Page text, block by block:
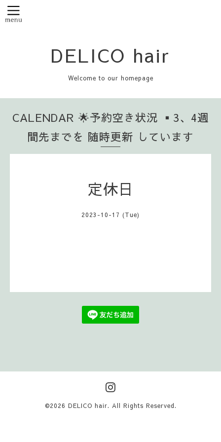
DELICO hair
Welcome to our homepage
CALENDAR 🌟予約空き状況 ▪️3、4週
間先までを 随時更新 しています
定休日
2023-10-17 (Tue)
©2026 DELICO hair. All Rights Reserved.